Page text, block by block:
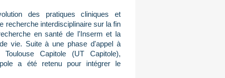
des pratiques cliniques et
recherche interdisciplinaire sur la fin
en santé de l'Inserm et la
vie. Suite à une phase d'appel à
Capitole (UT Capitole),
a été retenu pour intégrer le